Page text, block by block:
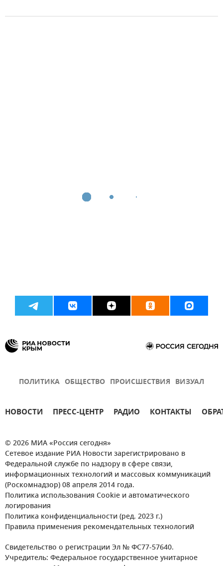
ПОЛИТИКА ОБЩЕСТВО ПРОИСШЕСТВИЯ ВИЗУАЛ
НОВОСТИ ПРЕСС-ЦЕНТР РАДИО КОНТАКТЫ
© 2026 МИА «Россия сегодня»
Сетевое издание РИА Новости зарегистрировано в
Федеральной службе по надзору в сфере связи,
информационных технологий и массовых коммуникаций
(Роскомнадзор) 08 апреля 2014 года.
Политика использования Cookie и автоматического
логирования
Политика конфиденциальности (ред. 2023 г.)
Правила применения рекомендательных технологий
Свидетельство о регистрации Эл № ФС77-57640.
Учредитель: Федеральное государственное унитарное